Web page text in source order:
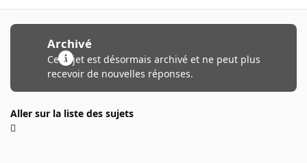
Archivé
Ce sujet est désormais archivé et ne peut plus
recevoir de nouvelles réponses.
Aller sur la liste des sujets